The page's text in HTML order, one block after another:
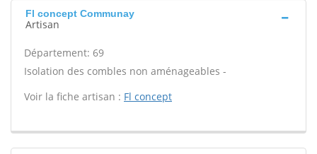
Fl concept Communay
Artisan
Département: 69
Isolation des combles non aménageables -
Voir la fiche artisan : Fl concept